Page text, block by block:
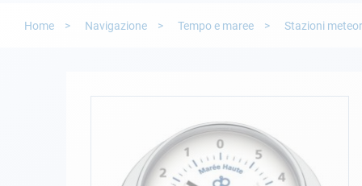
Elettricità
Home Navigazione Tempo e maree Stazioni